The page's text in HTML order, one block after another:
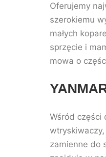
Oferujemy
szerokiemu
małych
sprzęcie i
mowa o
Wśród części
zamienne do